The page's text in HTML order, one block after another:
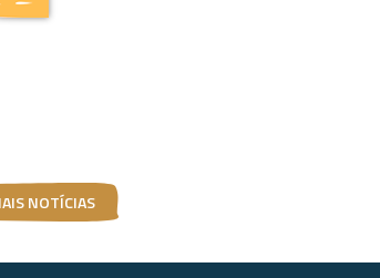
NOTÍCIAS